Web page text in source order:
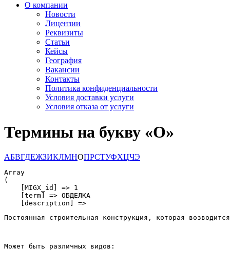
О компании
Новости
Лицензии
Реквизиты
Статьи
Кейсы
География
Вакансии
Контакты
Политика конфиденциальности
Условия доставки услуги
Условия отказа от услуги
Термины на букву «О»
АБВГДЕЖЗИКЛМНОПРСТУФХЦЧЭ
Array
(
    [MIGX_id] => 1
    [term] => ОБДЕЛКА
    [description] =>
Постоянная строительная конструкция, которая
Может быть различных видов: